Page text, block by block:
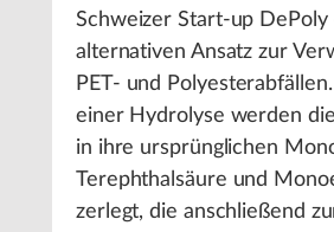
Schweizer Start-up DePoly
alternativen Ansatz zur
PET- und
einer Hydrolyse werden
in ihre ursprünglichen
Terephthalsäure und
zerlegt, die anschließend